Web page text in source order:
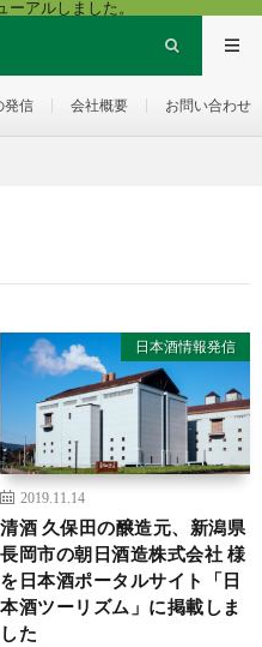
アルしました。
発信 会社概要 お問い合わせ
日本酒情報発信
2019.11.14
清酒 久保田の醸造元、新潟県
長岡市の朝日酒造株式会社 様
を日本酒ポータルサイト「日
本酒ツーリズム」に掲載しま
した